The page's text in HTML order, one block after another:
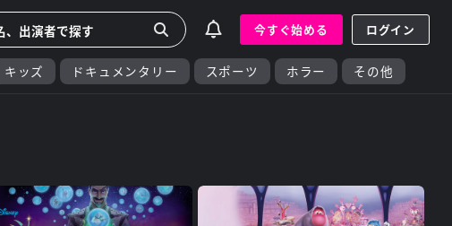
今すぐ始める ログイン
キッズ ドキュメンタリー スポーツ ホラー その他